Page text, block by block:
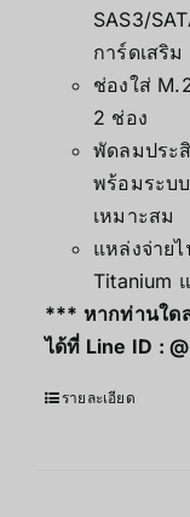
SAS3/
การ์ดเสริม
ช่องใส่
2 ช่อง
พัดลมประ
พร้อมระบ
เหมาะสม
แหล่งจ่าย
Titanium
*** หากท่านใด
ได้ที่ Line ID :
รายละเอียด